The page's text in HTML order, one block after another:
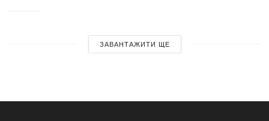
ЗАВАНТАЖИТИ ЩЕ